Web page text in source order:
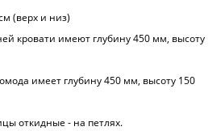
(верх и низ)
кровати имеют глубину 450 мм, высоту
имеет глубину 450 мм, высоту 150
откидные - на петлях.